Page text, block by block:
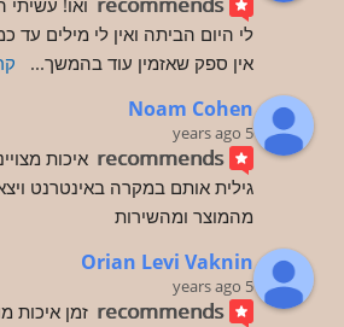
אין ספק שאזמין עוד בהמשך...
Noam Cohen
5 years ago
recommends איכות
מהמוצר ומהשירות
Orian Levi Vaknin
5 years ago
recommends